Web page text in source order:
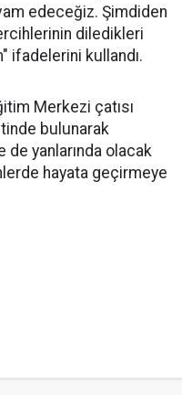
edeceğiz. Şimdiden
diledikleri
ifadelerini kullandı.
Merkezi çatısı
bulunarak
yanlarında olacak
hayata geçirmeye